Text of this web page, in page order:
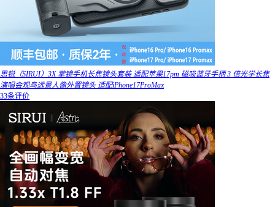
思锐（SIRUI）3X 掌镜手机长焦镜头套装 适配苹果17pm 磁吸蓝牙手柄 3 倍光学长焦
演唱会观鸟远景人像外置镜头 适配iPhone17ProMax
33条评价